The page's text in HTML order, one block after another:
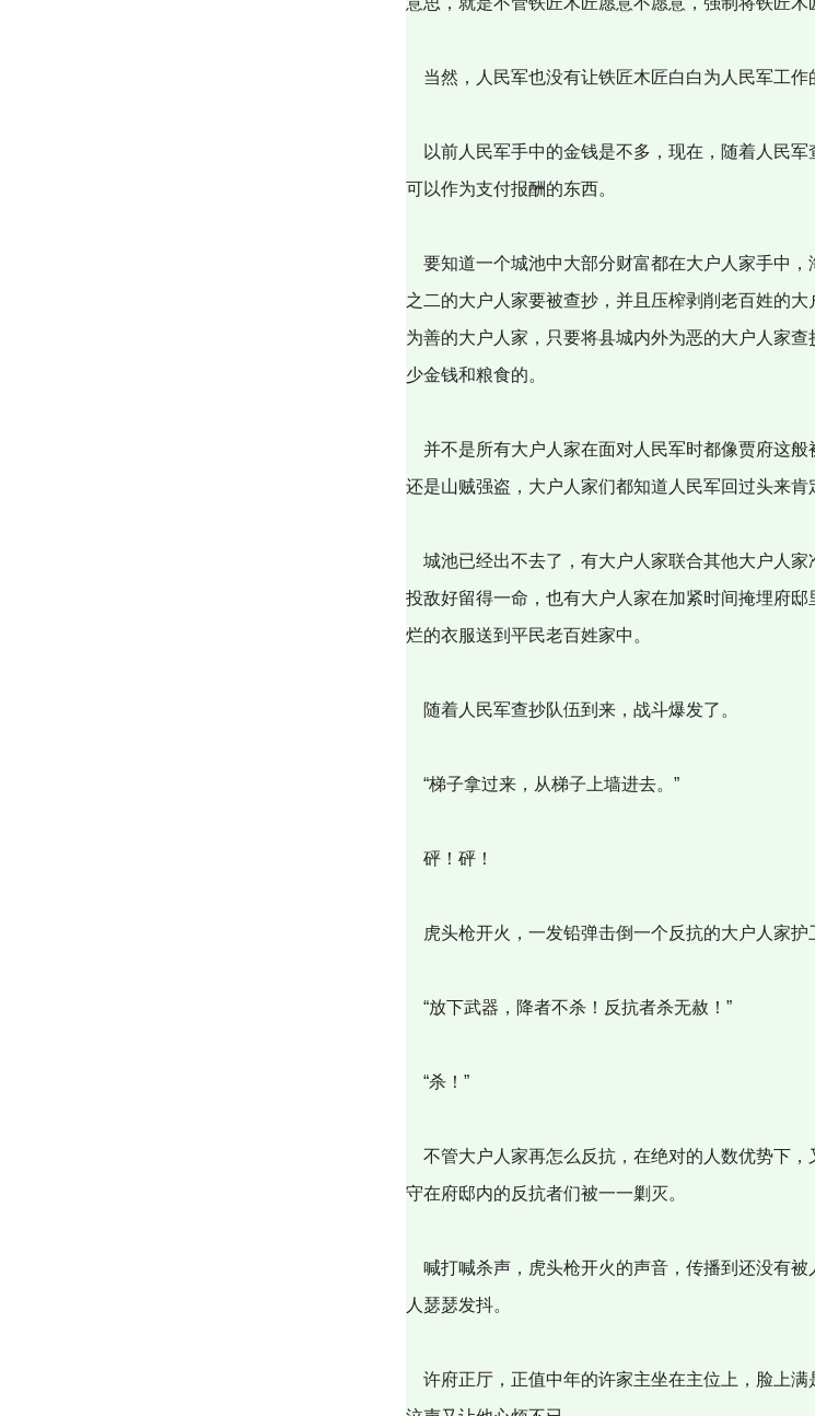
当然，人民军也没有让铁匠木匠白白为人民军工作
以前人民军手中的金钱是不多，现在，随着人民军
可以作为支付报酬的东西。
要知道一个城池中大部分财富都在大户人家手中，
之二的大户人家要被查抄，并且压榨剥削老百姓的
为善的大户人家，只要将县城内外为恶的大户人家
少金钱和粮食的。
并不是所有大户人家在面对人民军时都像贾府这般
还是山贼强盗，大户人家们都知道人民军回过头来肯
城池已经出不去了，有大户人家联合其他大户人家
投敌好留得一命，也有大户人家在加紧时间掩埋府
烂的衣服送到平民老百姓家中。
随着人民军查抄队伍到来，战斗爆发了。
“梯子拿过来，从梯子上墙进去。”
砰！砰！
虎头枪开火，一发铅弹击倒一个反抗的大户人家护
“放下武器，降者不杀！反抗者杀无赦！”
“杀！”
不管大户人家再怎么反抗，在绝对的人数优势下，
守在府邸内的反抗者们被一一剿灭。
喊打喊杀声，虎头枪开火的声音，传播到还没有被
人瑟瑟发抖。
许府正厅，正值中年的许家主坐在主位上，脸上满